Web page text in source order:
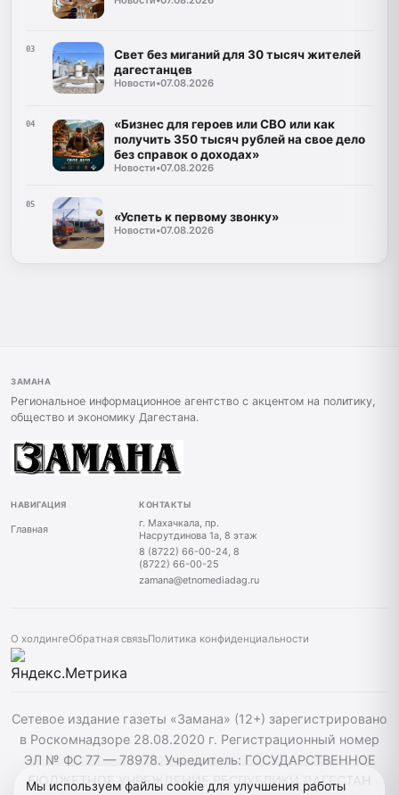
03
Свет без миганий для 30 тысяч жителей
дагестанцев
Новости•07.08.2026
04
«Бизнес для героев или СВО или как
получить 350 тысяч рублей на свое дело
без справок о доходах»
Новости•07.08.2026
05
«Успеть к первому звонку»
Новости•07.08.2026
ЗАМАНА
Региональное информационное агентство с акцентом на политику,
общество и экономику Дагестана.
НАВИГАЦИЯ
Главная
КОНТАКТЫ
г. Махачкала, пр.
Насрутдинова 1а, 8 этаж
8 (8722) 66-00-24, 8
(8722) 66-00-25
zamana@etnomediadag.ru
О холдингеОбратная связьПолитика конфиденциальности
Сетевое издание газеты «Замана» (12+) зарегистрировано
в Роскомнадзоре 28.08.2020 г. Регистрационный номер
ЭЛ № ФС 77 — 78978. Учредитель: ГОСУДАРСТВЕННОЕ
БЮДЖЕТНОЕ УЧРЕЖДЕНИЕ РЕСПУБЛИКИ ДАГЕСТАН
Мы используем файлы cookie для улучшения работы